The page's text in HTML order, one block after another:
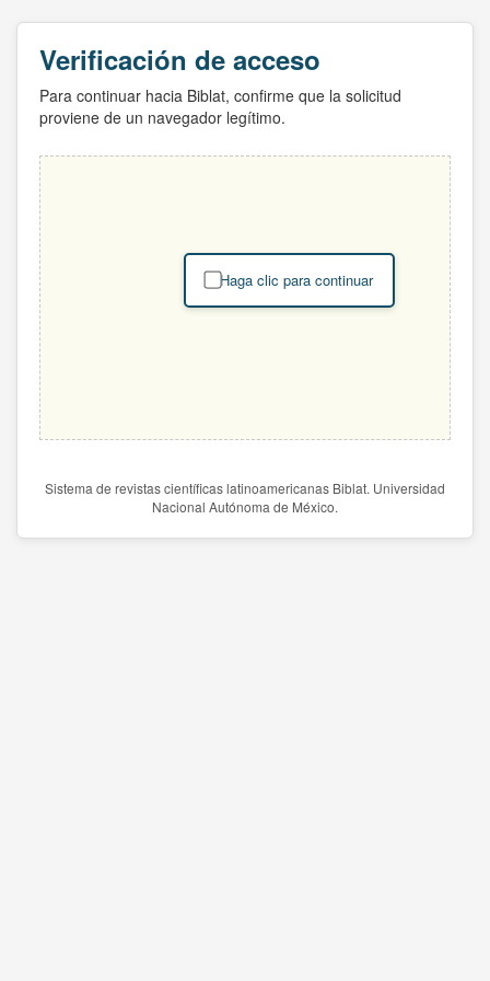
Verificación de acceso
Para continuar hacia Biblat, confirme que la solicitud
proviene de un navegador legítimo.
Haga clic para continuar
Sistema de revistas científicas latinoamericanas Biblat. Universidad
Nacional Autónoma de México.